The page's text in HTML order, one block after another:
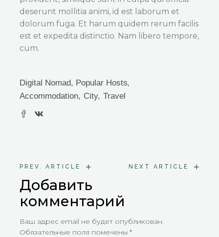
deserunt mollitia animi, id est laborum et
dolorum fuga. Et harum quidem rerum facilis
est et expedita distinctio. Nam libero tempore,
cum.
Digital Nomad, Popular Hosts
Accommodation
City Travel
PREV. ARTICLE + NEXT ARTICLE +
Добавить
комментарий
Ваш адрес email не будет опубликован.
Обязательные поля помечены*